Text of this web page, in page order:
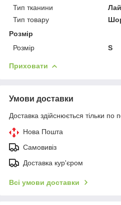
Тип тканини
Тип товару
Розмір
Розмір
S
Приховати
Умови доставки
Доставка здійснюється тільки по
Нова Пошта
Самовивіз
Доставка кур'єром
Всі умови доставки